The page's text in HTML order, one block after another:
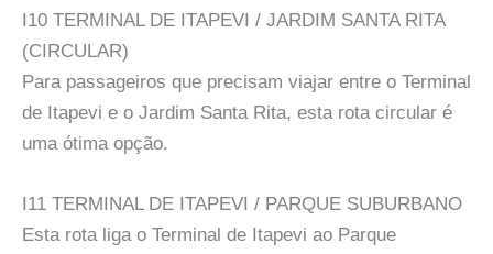
I10 TERMINAL DE ITAPEVI / JARDIM SANTA RITA
(CIRCULAR)
Para passageiros que precisam viajar entre o Terminal
de Itapevi e o Jardim Santa Rita, esta rota circular é
uma ótima opção.
I11 TERMINAL DE ITAPEVI / PARQUE SUBURBANO
Esta rota liga o Terminal de Itapevi ao Parque